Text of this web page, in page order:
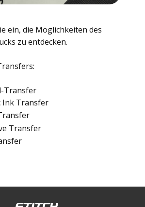
ein, die Möglichkeiten des
zu entdecken.
Transfer
Ink Transfer
Transfer